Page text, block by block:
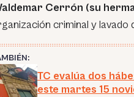
Cerrón (su
criminal y lavado
TC evalúa dos
este martes 15